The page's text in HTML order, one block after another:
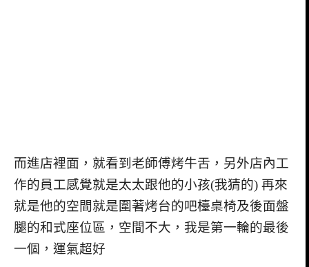
而進店裡面，就看到老師傅烤牛舌，另外店內工
作的員工感覺就是太太跟他的小孩(我猜的) 再來
就是他的空間就是圍著烤台的吧檯桌椅及後面盤
腿的和式座位區，空間不大，我是第一輪的最後
一個，運氣超好